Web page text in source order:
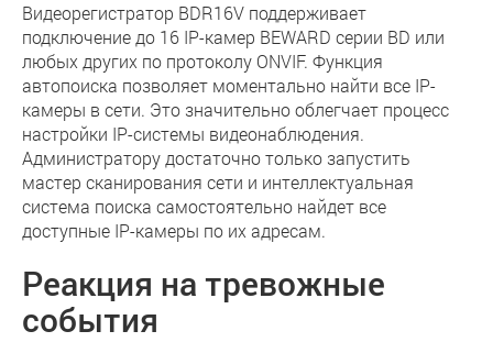
Видеорегистратор BDR16V поддерживает
подключение до 16 IP-камер BEWARD серии BD или
любых других по протоколу ONVIF. Функция
автопоиска позволяет моментально найти все IP-
камеры в сети. Это значительно облегчает процесс
настройки IP-системы видеонаблюдения.
Администратору достаточно только запустить
мастер сканирования сети и интеллектуальная
система поиска самостоятельно найдет все
доступные IP-камеры по их адресам.
Реакция на тревожные
события